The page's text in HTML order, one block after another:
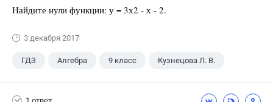
Найдите нули функции: у = 3х2 - х - 2.
3 декабря 2017
ГДЗ Алгебра 9 класс Кузнецова Л. В.